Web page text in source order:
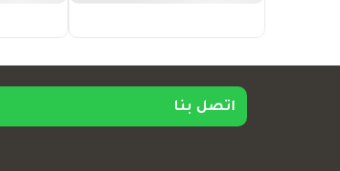
اتصل بنا